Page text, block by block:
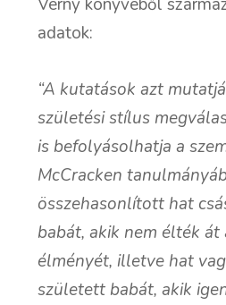
adatok:
“A kutatások azt
születési stílus
is befolyásolhatja a
McCracken
összehasonlított hat
babát, akik nem élték át
élményét, illetve hat
született babát, akik